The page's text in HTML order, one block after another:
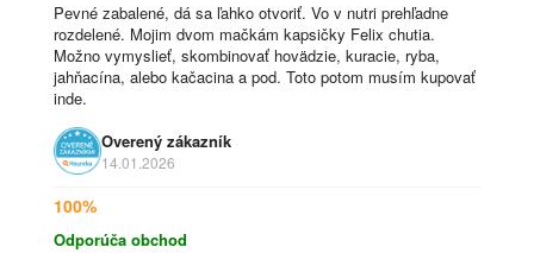
Pevné zabalené, dá sa ľahko otvoriť. Vo v nutri prehľadne
rozdelené. Mojim dvom mačkám kapsičky Felix chutia.
Možno vymyslieť, skombinovať hovädzie, kuracie, ryba,
jahňacína, alebo kačacina a pod. Toto potom musím kupovať
inde.
Overený zákazník
14.01.2026
100%
Odporúča obchod